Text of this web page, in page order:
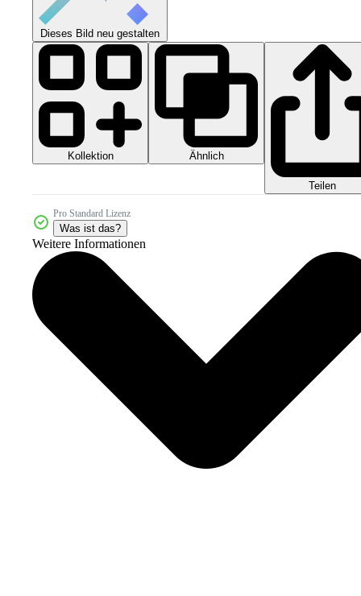
Dieses Bild neu gestalten
Kollektion Ähnlich
Teilen
Pro Standard Lizenz
Was ist das?
Weitere Informationen